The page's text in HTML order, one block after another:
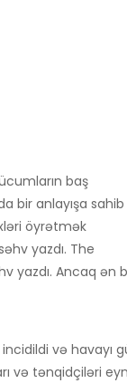
baş
bir anlayışa sahib
öyrətmək
yazdı. The
yazdı. Ancaq ən
və havayı
və tənqidçiləri